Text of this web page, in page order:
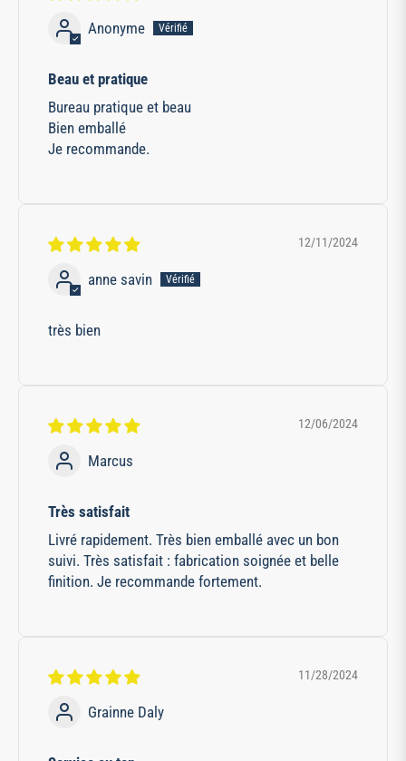
Anonyme
Beau et pratique
Bureau pratique et beau
Bien emballé
Je recommande.
12/11/2024
anne savin
très bien
12/06/2024
Marcus
Très satisfait
Livré rapidement. Très bien emballé avec un bon
suivi. Très satisfait : fabrication soignée et belle
finition. Je recommande fortement.
11/28/2024
Grainne Daly